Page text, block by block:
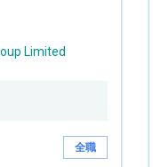
Limited
全職